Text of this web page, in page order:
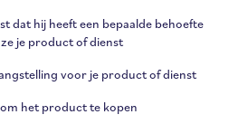
dat hij heeft een bepaalde behoefte
je product of dienst
voor je product of dienst
het product te kopen